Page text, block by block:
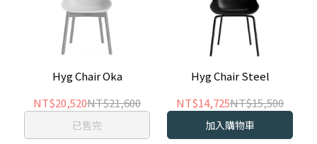
Hyg Chair Oka
NT$20,520NT$21,600
已售完
Hyg Chair Steel
NT$14,725NT$15,500
加入購物車